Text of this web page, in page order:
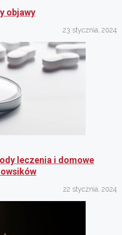
objawy
23 stycznia, 2024
leczenia i domowe
22 stycznia, 2024